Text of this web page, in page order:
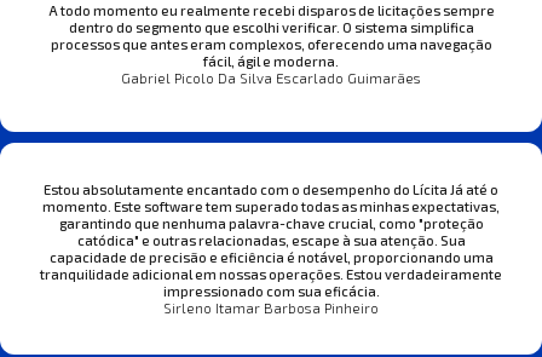
A todo momento eu realmente recebi disparos de licitações sempre
dentro do segmento que escolhi verificar. O sistema simplifica
processos que antes eram complexos, oferecendo uma navegação
fácil, ágil e moderna.
Gabriel Picolo Da Silva Escarlado Guimarães
Estou absolutamente encantado com o desempenho do Lícita Já até o
momento. Este software tem superado todas as minhas expectativas,
garantindo que nenhuma palavra-chave crucial, como "proteção
catódica" e outras relacionadas, escape à sua atenção. Sua
capacidade de precisão e eficiência é notável, proporcionando uma
tranquilidade adicional em nossas operações. Estou verdadeiramente
impressionado com sua eficácia.
Sirleno Itamar Barbosa Pinheiro